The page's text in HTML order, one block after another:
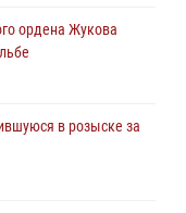
ордена Жукова
в розыске за